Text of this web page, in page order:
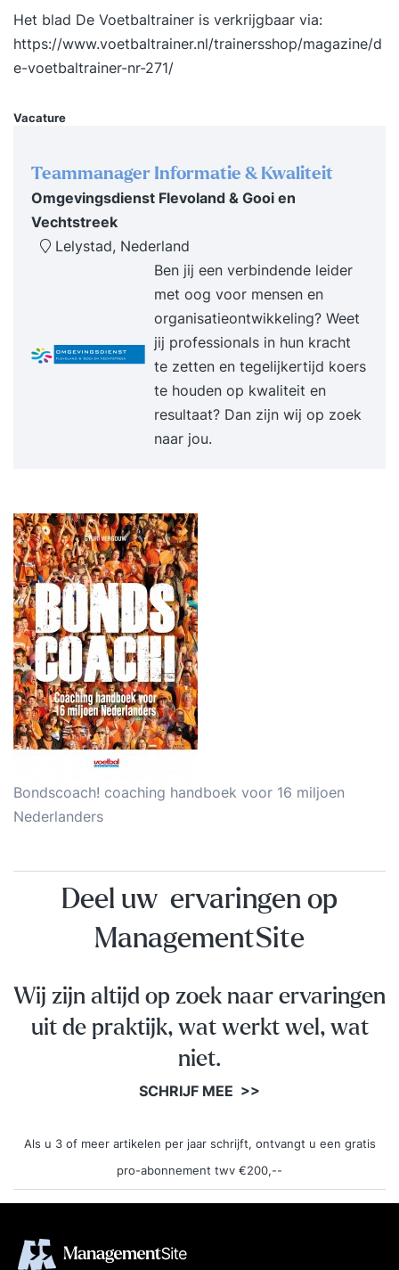
cursus Lightroom CC vindt er een telefonische
intake plaats, waarin we je huidige niveau en
leerbehoefte bepalen. 2: Voorbereiding Wij gaan
slag met onze trainer, die je alle aspecten van de
software laat zien in praktijkgerichte oefeningen.
Wij stellen een computer met de software tot je
beschikking. 4: StudyFlix Na de cursus Lightroom
CC krijg je toegang tot ons online
cursusplatform, waar je terug kan blikken op de
cursus of aan de slag kunt gaan met gevorderde
stof, certificaten kan verdienen & meer
Het blad De Voetbaltrainer is verkrijgbaar via:
https://www.voetbaltrainer.nl/trainersshop/magazine/d
e-voetbaltrainer-nr-271/
Vacature
Teammanager Informatie & Kwaliteit
Omgevingsdienst Flevoland & Gooi en
Vechtstreek
Lelystad, Nederland
Ben jij een verbindende leider
met oog voor mensen en
organisatieontwikkeling? Weet
jij professionals in hun kracht
te zetten en tegelijkertijd koers
te houden op kwaliteit en
resultaat? Dan zijn wij op zoek
naar jou.
Bondscoach! coaching handboek voor 16 miljoen
Nederlanders
Deel uw ervaringen op
ManagementSite
Wij zijn altijd op zoek naar ervaringen
uit de praktijk, wat werkt wel, wat
niet.
SCHRIJF MEE >>
Als u 3 of meer artikelen per jaar schrijft, ontvangt u een gratis
pro-abonnement twv €200,--